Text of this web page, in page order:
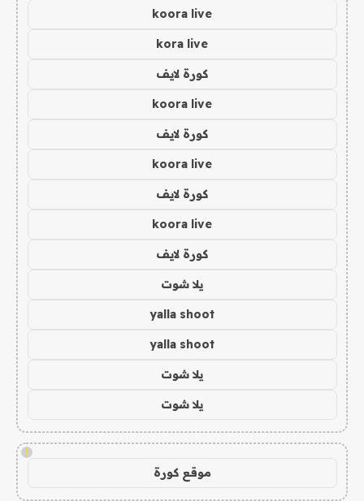
koora live
kora live
كورة لايف
koora live
كورة لايف
koora live
كورة لايف
koora live
كورة لايف
يلا شوت
yalla shoot
yalla shoot
يلا شوت
يلا شوت
!
موقع كورة